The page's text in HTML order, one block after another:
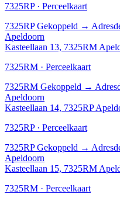
7325RP · Perceelkaart
7325RP Gekoppeld →
Apeldoorn
Kasteellaan 13, 7325RM
7325RM · Perceelkaart
7325RM Gekoppeld →
Apeldoorn
Kasteellaan 14, 7325RP
7325RP · Perceelkaart
7325RP Gekoppeld →
Apeldoorn
Kasteellaan 15, 7325RM
7325RM · Perceelkaart